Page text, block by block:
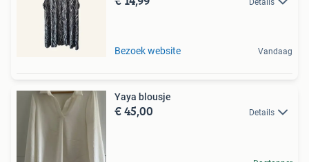
Details
Bezoek website Vandaag
Yaya blousje
€ 45,00 Details